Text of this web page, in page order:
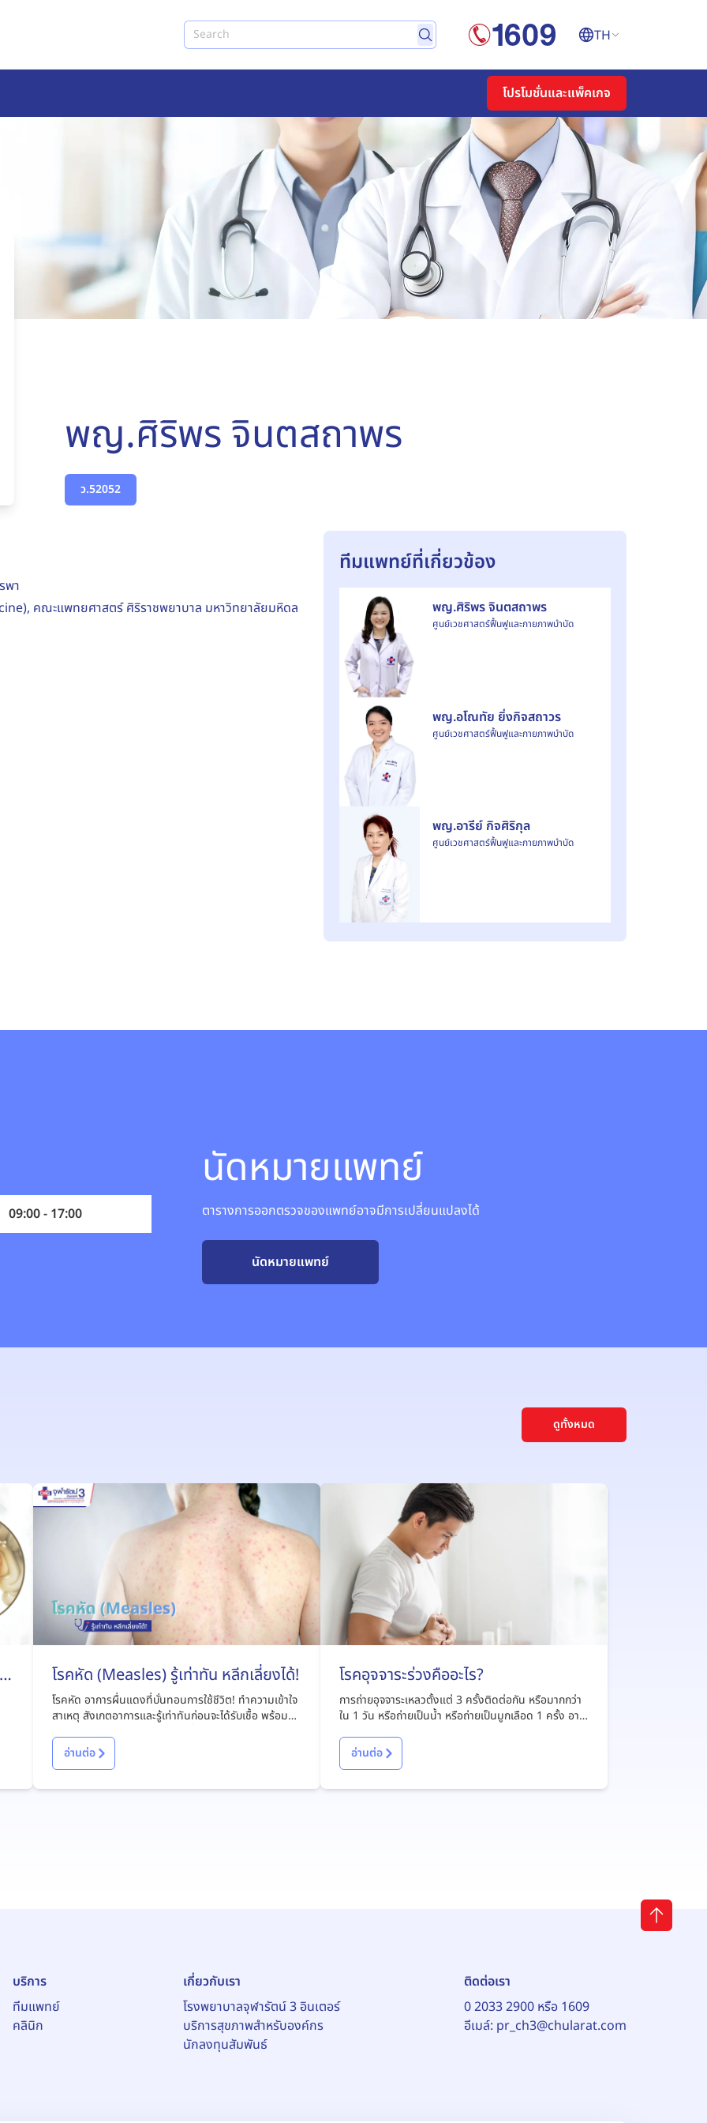
Search TH
โปรโมชั่นและแพ็คเกจ
พญ.ศิริพร จินตสถาพร
ว.52052
พา
คณะแพทยศาสตร์ ศิริราชพยาบาล มหาวิทยาลัยมหิดล
ทีมแพทย์ที่เกี่ยวข้อง
พญ.ศิริพร จินตสถาพร
ศูนย์เวชศาสตร์ฟื้นฟูและกายภาพบำบัด
พญ.อโณทัย ยิ่งกิจสถาวร
ศูนย์เวชศาสตร์ฟื้นฟูและกายภาพบำบัด
พญ.อารีย์ กิจศิริกุล
ศูนย์เวชศาสตร์ฟื้นฟูและกายภาพบำบัด
09:00 - 17:00
นัดหมายแพทย์
ตารางการออกตรวจของแพทย์อาจมีการเปลี่ยนแปลงได้
นัดหมายแพทย์
ดูทั้งหมด
โรคหัด (Measles) รู้เท่าทัน หลีกเลี่ยงได้!
โรคหัด อาการผื่นแดงที่บั่นทอนการใช้ชีวิต! ทำความเข้าใจ
สาเหตุ สังเกตอาการและรู้เท่าทันก่อนจะได้รับเชื้อ พร้อมหา
อ่านต่อ
โรคอุจจาระร่วงคืออะไร?
การถ่ายอุจจาระเหลวตั้งแต่ 3 ครั้งติดต่อกัน หรือมากกว่า
ใน 1 วัน หรือถ่ายเป็นน้ำ หรือถ่ายเป็นมูกเลือด 1 ครั้ง อาจ
อ่านต่อ
บริการ
ทีมแพทย์
คลินิก
เกี่ยวกับเรา
โรงพยาบาลจุฬารัตน์ 3 อินเตอร์
บริการสุขภาพสำหรับองค์กร
นักลงทุนสัมพันธ์
ติดต่อเรา
0 2033 2900 หรือ 1609
อีเมล์: pr_ch3@chularat.com